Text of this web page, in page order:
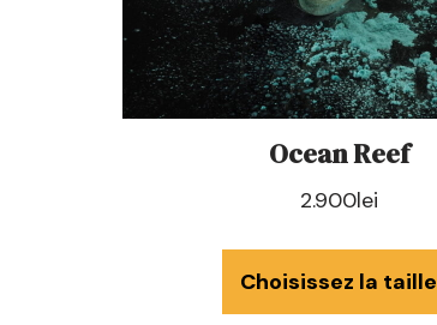
Ocean Reef
2.900lei
Choisissez la taille